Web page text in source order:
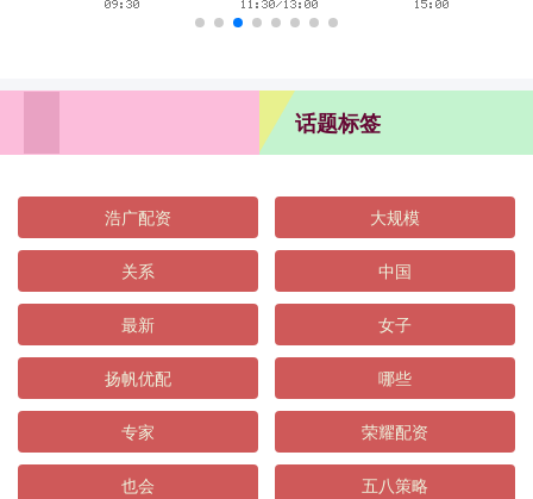
话题标签
浩广配资 大规模
关系 中国
最新 女子
扬帆优配 哪些
专家 荣耀配资
也会 五八策略